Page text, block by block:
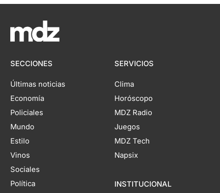
SECCIONES
Últimas noticias
Economía
Policiales
Mundo
Estilo
Vinos
Sociales
Política
SERVICIOS
Clima
Horóscopo
MDZ Radio
Juegos
MDZ Tech
Napsix
INSTITUCIONAL